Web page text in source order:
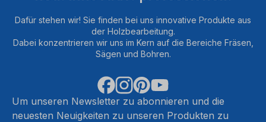
Dafür stehen wir! Sie finden bei uns innovative Produkte aus
der Holzbearbeitung.
Dabei konzentrieren wir uns im Kern auf die Bereiche Fräsen,
Sägen und Bohren.
Um unseren Newsletter zu abonnieren und die
neuesten Neuigkeiten zu unseren Produkten zu